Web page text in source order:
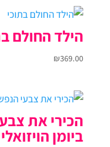
הילד החולם
₪369.00
הכירי את
ביומן הויזואלי